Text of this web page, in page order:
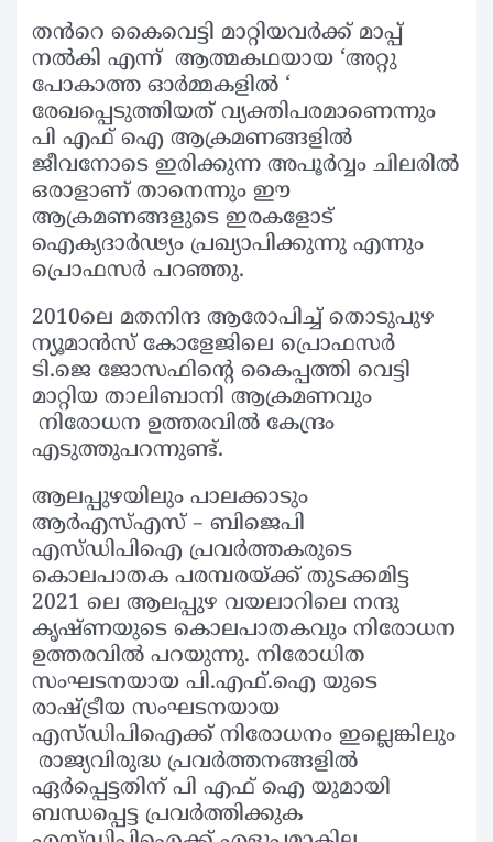
തൻറെ കൈവെട്ടി മാറ്റിയവർക്ക് മാപ്പ്
നൽകി എന്ന് ആത്മകഥയായ ‘അറ്റു
പോകാത്ത ഓർമ്മകളിൽ ‘
രേഖപ്പെടുത്തിയത് വ്യക്തിപരമാണെന്നും
പി എഫ് ഐ ആക്രമണങ്ങളിൽ
ജീവനോടെ ഇരിക്കുന്ന അപൂർവ്വം ചിലരിൽ
ഒരാളാണ് താനെന്നും ഈ
ആക്രമണങ്ങളുടെ ഇരകളോട്
ഐക്യദാർഢ്യം പ്രഖ്യാപിക്കുന്നു എന്നും
പ്രൊഫസർ പറഞ്ഞു.
2010ലെ മതനിന്ദ ആരോപിച്ച് തൊടുപുഴ
ന്യൂമാൻസ് കോളേജിലെ പ്രൊഫസർ
ടി.ജെ ജോസഫിന്റെ കൈപ്പത്തി വെട്ടി
മാറ്റിയ താലിബാനി ആക്രമണവും
നിരോധന ഉത്തരവിൽ കേന്ദ്രം
എടുത്തുപറന്നുണ്ട്.
ആലപ്പുഴയിലും പാലക്കാടും
ആർഎസ്എസ് – ബിജെപി
എസ്ഡിപിഐ പ്രവർത്തകരുടെ
കൊലപാതക പരമ്പരയ്ക്ക് തുടക്കമിട്ട
2021 ലെ ആലപ്പുഴ വയലാറിലെ നന്ദു
കൃഷ്ണയുടെ കൊലപാതകവും നിരോധന
ഉത്തരവിൽ പറയുന്നു. നിരോധിത
സംഘടനയായ പി.എഫ്.ഐ യുടെ
രാഷ്ട്രീയ സംഘടനയായ
എസ്ഡിപിഐക്ക് നിരോധനം ഇല്ലെങ്കിലും
രാജ്യവിരുദ്ധ പ്രവർത്തനങ്ങളിൽ
ഏർപ്പെട്ടതിന് പി എഫ് ഐ യുമായി
ബന്ധപ്പെട്ട പ്രവർത്തിക്കുക